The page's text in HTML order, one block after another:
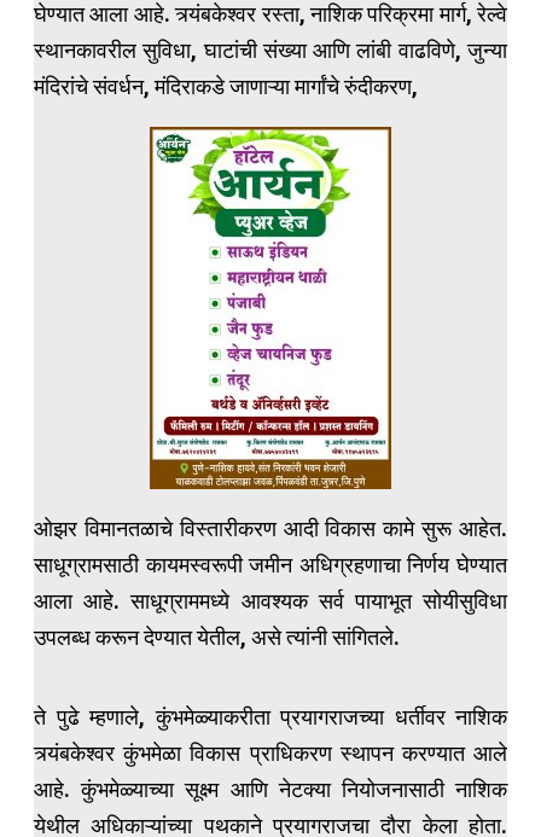
घेण्यात आला आहे. त्र्यंबकेश्वर रस्ता, नाशिक परिक्रमा मार्ग, रेल्वे
स्थानकावरील सुविधा, घाटांची संख्या आणि लांबी वाढविणे, जुन्या
मंदिरांचे संवर्धन, मंदिराकडे जाणाऱ्या मार्गांचे रुंदीकरण,
ओझर विमानतळाचे विस्तारीकरण आदी विकास कामे सुरू आहेत.
साधूग्रामसाठी कायमस्वरूपी जमीन अधिग्रहणाचा निर्णय घेण्यात
आला आहे. साधूग्राममध्ये आवश्यक सर्व पायाभूत सोयीसुविधा
उपलब्ध करून देण्यात येतील, असे त्यांनी सांगितले.
ते पुढे म्हणाले, कुंभमेळ्याकरीता प्रयागराजच्या धर्तीवर नाशिक
त्र्यंबकेश्वर कुंभमेळा विकास प्राधिकरण स्थापन करण्यात आले
आहे. कुंभमेळ्याच्या सूक्ष्म आणि नेटक्या नियोजनासाठी नाशिक
येथील अधिकाऱ्यांच्या पथकाने प्रयागराजचा दौरा केला होता.